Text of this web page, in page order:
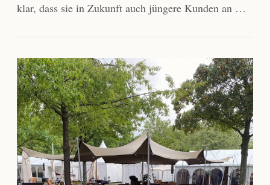
klar, dass sie in Zukunft auch jüngere Kunden an …